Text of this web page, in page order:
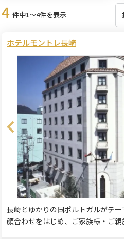
4 件中1～4件を表示
ホテルモントレ長崎
長崎とゆかりの国ポルトガルがテ
顔合わせをはじめ、ご家族様・ご